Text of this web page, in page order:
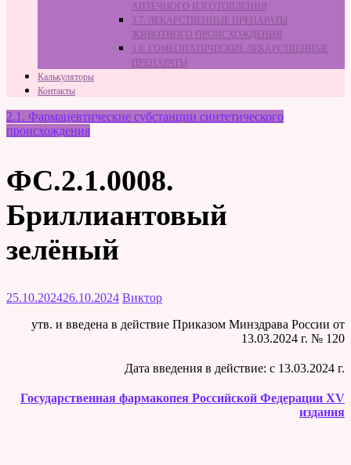
АПТЕЧНОГО ИЗГОТОВЛЕНИЯ
3.7. ЛЕКАРСТВЕННЫЕ ПРЕПАРАТЫ
ЖИВОТНОГО ПРОИСХОЖДЕНИЯ
3.8. ГОМЕОПАТИЧЕСКИЕ ЛЕКАРСТВЕННЫЕ
ПРЕПАРАТЫ
Калькуляторы
Контакты
2.1. Фармацевтические субстанции синтетического
происхождения
ФС.2.1.0008.
Бриллиантовый
зелёный
25.10.202426.10.2024 Виктор
утв. и введена в действие Приказом Минздрава России от
13.03.2024 г. № 120
Дата введения в действие: c 13.03.2024 г.
Государственная фармакопея Российской Федерации XV
издания